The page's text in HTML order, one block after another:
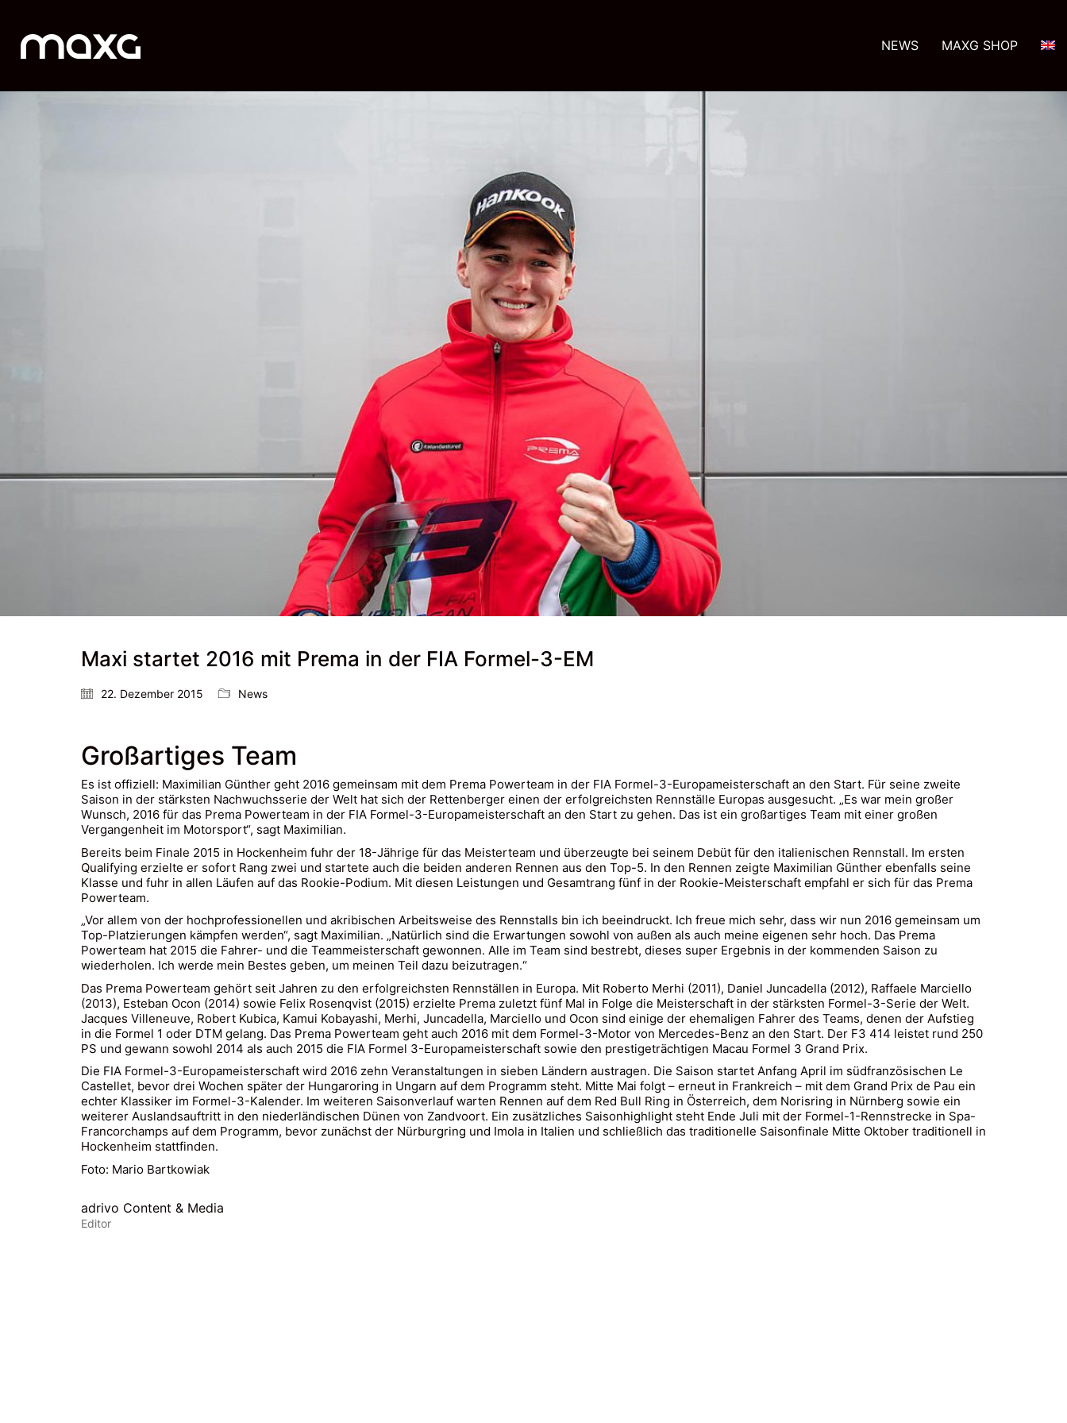
NEWS MAXG SHOP
Maxi startet 2016 mit Prema in der FIA Formel-3-EM
22. Dezember 2015 News
Großartiges Team
Es ist offiziell: Maximilian Günther geht 2016 gemeinsam mit dem Prema Powerteam in der FIA Formel-3-Europameisterschaft an den Start. Für seine zweite
Saison in der stärksten Nachwuchsserie der Welt hat sich der Rettenberger einen der erfolgreichsten Rennställe Europas ausgesucht. „Es war mein großer
Wunsch, 2016 für das Prema Powerteam in der FIA Formel-3-Europameisterschaft an den Start zu gehen. Das ist ein großartiges Team mit einer großen
Vergangenheit im Motorsport“, sagt Maximilian.
Bereits beim Finale 2015 in Hockenheim fuhr der 18-Jährige für das Meisterteam und überzeugte bei seinem Debüt für den italienischen Rennstall. Im ersten
Qualifying erzielte er sofort Rang zwei und startete auch die beiden anderen Rennen aus den Top-5. In den Rennen zeigte Maximilian Günther ebenfalls seine
Klasse und fuhr in allen Läufen auf das Rookie-Podium. Mit diesen Leistungen und Gesamtrang fünf in der Rookie-Meisterschaft empfahl er sich für das Prema
Powerteam.
„Vor allem von der hochprofessionellen und akribischen Arbeitsweise des Rennstalls bin ich beeindruckt. Ich freue mich sehr, dass wir nun 2016 gemeinsam um
Top-Platzierungen kämpfen werden“, sagt Maximilian. „Natürlich sind die Erwartungen sowohl von außen als auch meine eigenen sehr hoch. Das Prema
Powerteam hat 2015 die Fahrer- und die Teammeisterschaft gewonnen. Alle im Team sind bestrebt, dieses super Ergebnis in der kommenden Saison zu
wiederholen. Ich werde mein Bestes geben, um meinen Teil dazu beizutragen.“
Das Prema Powerteam gehört seit Jahren zu den erfolgreichsten Rennställen in Europa. Mit Roberto Merhi (2011), Daniel Juncadella (2012), Raffaele Marciello
(2013), Esteban Ocon (2014) sowie Felix Rosenqvist (2015) erzielte Prema zuletzt fünf Mal in Folge die Meisterschaft in der stärksten Formel-3-Serie der Welt.
Jacques Villeneuve, Robert Kubica, Kamui Kobayashi, Merhi, Juncadella, Marciello und Ocon sind einige der ehemaligen Fahrer des Teams, denen der Aufstieg
in die Formel 1 oder DTM gelang. Das Prema Powerteam geht auch 2016 mit dem Formel-3-Motor von Mercedes-Benz an den Start. Der F3 414 leistet rund 250
PS und gewann sowohl 2014 als auch 2015 die FIA Formel 3-Europameisterschaft sowie den prestigeträchtigen Macau Formel 3 Grand Prix.
Die FIA Formel-3-Europameisterschaft wird 2016 zehn Veranstaltungen in sieben Ländern austragen. Die Saison startet Anfang April im südfranzösischen Le
Castellet, bevor drei Wochen später der Hungaroring in Ungarn auf dem Programm steht. Mitte Mai folgt – erneut in Frankreich – mit dem Grand Prix de Pau ein
echter Klassiker im Formel-3-Kalender. Im weiteren Saisonverlauf warten Rennen auf dem Red Bull Ring in Österreich, dem Norisring in Nürnberg sowie ein
weiterer Auslandsauftritt in den niederländischen Dünen von Zandvoort. Ein zusätzliches Saisonhighlight steht Ende Juli mit der Formel-1-Rennstrecke in Spa-
Francorchamps auf dem Programm, bevor zunächst der Nürburgring und Imola in Italien und schließlich das traditionelle Saisonfinale Mitte Oktober traditionell in
Hockenheim stattfinden.
Foto: Mario Bartkowiak
adrivo Content & Media
Editor